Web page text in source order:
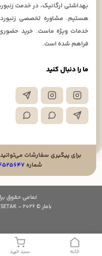
ما را دنبال کنید
بهداشتی ارگانیک، در خدمت
هستیم. مشاوره تخصصی
خدمات ویژه ماست. خرید
فراهم شده است.
شماره
خانه سبد خرید
تمامی حقوق
بامار © 2026 - Design & Development by SETAK